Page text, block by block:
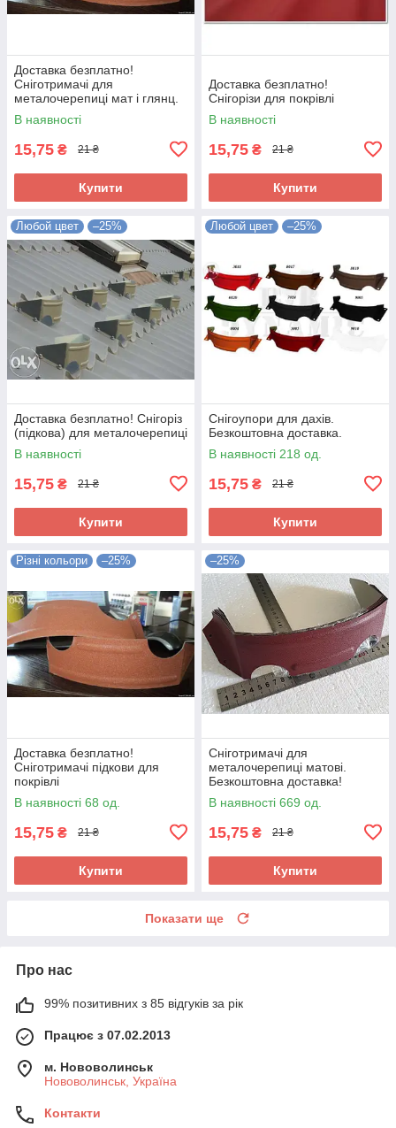
Доставка безплатно!
Сніготримачі для
металочерепиці мат і глянц.
В наявності
15,75 ₴ 21 ₴
Купити
Доставка безплатно!
Снігорізи для покрівлі
В наявності
15,75 ₴ 21 ₴
Купити
Любой цвет –25%
Доставка безплатно! Снігоріз
(підкова) для металочерепиці
В наявності
15,75 ₴ 21 ₴
Купити
Любой цвет –25%
Снігоупори для дахів.
Безкоштовна доставка.
В наявності 218 од.
15,75 ₴ 21 ₴
Купити
Різні кольори –25%
Доставка безплатно!
Сніготримачі підкови для
покрівлі
В наявності 68 од.
15,75 ₴ 21 ₴
Купити
–25%
Сніготримачі для
металочерепиці матові.
Безкоштовна доставка!
В наявності 669 од.
15,75 ₴ 21 ₴
Купити
Показати ще
Про нас
99% позитивних з 85 відгуків за рік
Працює з 07.02.2013
м. Нововолинськ
Нововолинськ, Україна
Контакти